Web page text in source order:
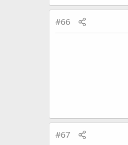
#66
#67